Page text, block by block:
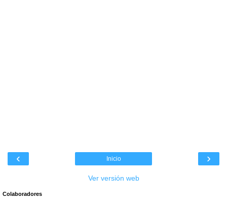
‹ ›
Inicio
Ver versión web
Colaboradores